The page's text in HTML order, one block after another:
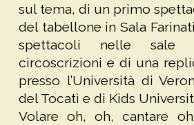
sul tema, di un primo
del tabellone in Sala
spettacoli nelle sale
circoscrizioni e di una
presso l’Università di
del Tocatì e di Kids
Volare oh, oh, cantare